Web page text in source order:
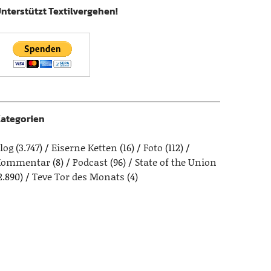
Textilvergehen!
(3.747) Eiserne Ketten (16) Foto (112)
(8) Podcast(96)
State of the Union
Teve Tor des Monats (4)